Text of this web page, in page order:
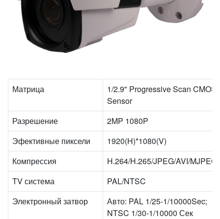
Матрица
1/2.9" Progressive Scan CMOS
Sensor
Разрешение
2MP 1080P
Эфективные пиксели
1920(H)*1080(V)
Компрессия
H.264/H.265/JPEG/AVI/MJPEG
TV система
PAL/NTSC
Электронный затвор
Авто: PAL 1/25-1/10000Sec;
NTSC 1/30-1/10000 Сек